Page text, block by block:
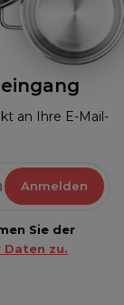
an Ihre E-Mail-
Anmelden
Sie der
zu.